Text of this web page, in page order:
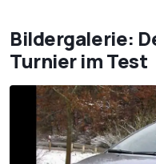
Bildergalerie:
Turnier im Test